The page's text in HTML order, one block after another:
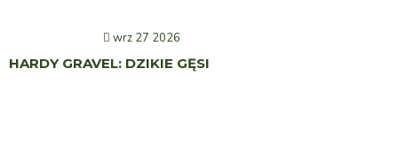
wrz 27 2026
HARDY GRAVEL: DZIKIE GĘSI